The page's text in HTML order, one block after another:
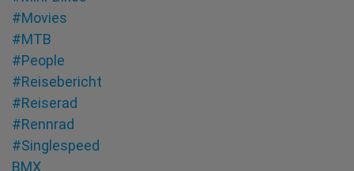
#Movies
#MTB
#People
#Reisebericht
#Reiserad
#Rennrad
#Singlespeed
BMX